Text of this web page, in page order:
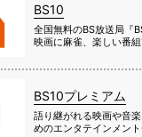
BS10
全国無料のBS放送局『
映画に麻雀、楽しい番組
BS10プレミアム
語り継がれる映画や音
めのエンタテインメン